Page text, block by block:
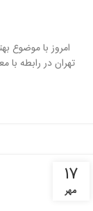
۱۷
مهر